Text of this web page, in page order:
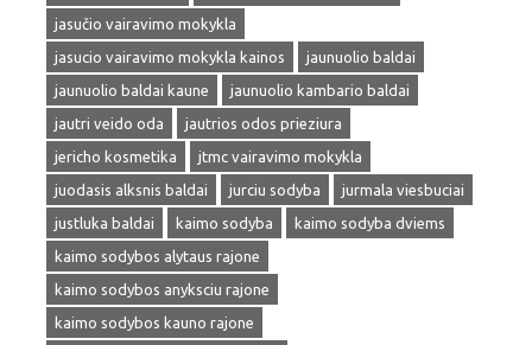
jasučio vairavimo mokykla
jasucio vairavimo mokykla kainos
jaunuolio baldai
jaunuolio baldai kaune
jaunuolio kambario baldai
jautri veido oda
jautrios odos prieziura
jericho kosmetika
jtmc vairavimo mokykla
juodasis alksnis baldai
jurciu sodyba
jurmala viesbuciai
justluka baldai
kaimo sodyba
kaimo sodyba dviems
kaimo sodybos alytaus rajone
kaimo sodybos anyksciu rajone
kaimo sodybos kauno rajone